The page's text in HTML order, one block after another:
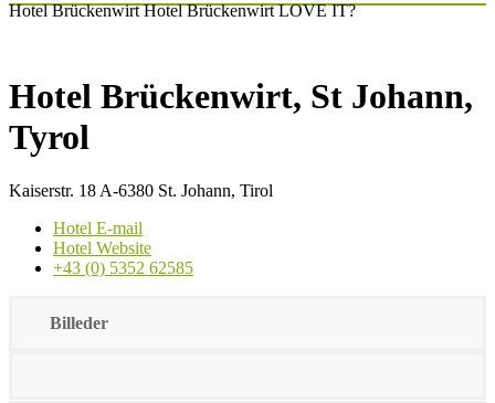
Hotel Brückenwirt Hotel Brückenwirt LOVE IT?
Hotel Brückenwirt, St Johann,
Tyrol
Kaiserstr. 18 A-6380 St. Johann, Tirol
Hotel E-mail
Hotel Website
+43 (0) 5352 62585
Billeder